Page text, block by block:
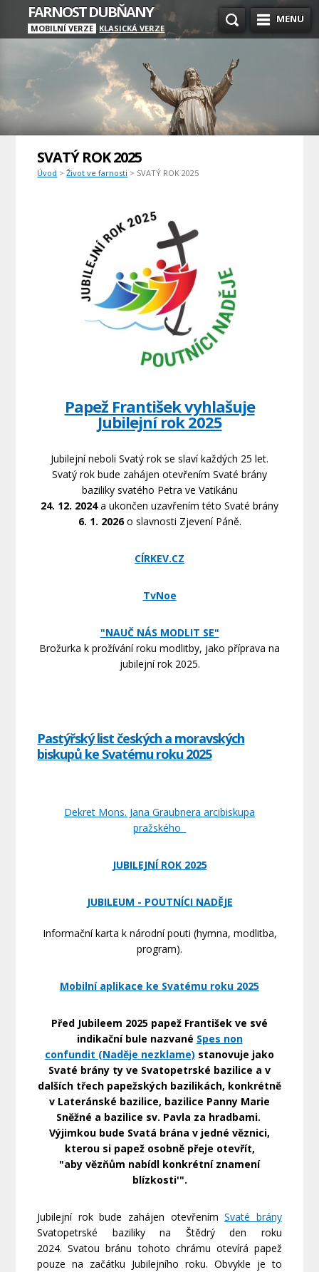
MENU
FARNOST DUBŇANY
MOBILNÍ VERZE KLASICKÁ VERZE
SVATÝ ROK 2025
Úvod >Život ve farnosti > SVATÝ ROK 2025
Papež František vyhlašuje
Jubilejní rok 2025
Jubilejní neboli Svatý rok se slaví každých 25 let.
Svatý rok bude zahájen otevřením Svaté brány
baziliky svatého Petra ve Vatikánu
24. 12. 2024a ukončen uzavřením této Svaté brány
6. 1. 2026o slavnosti Zjevení Páně.
CÍRKEV.CZ
TvNoe
"NAUČ NÁS MODLIT SE"
Brožurka k prožívání roku modlitby, jako příprava na
jubilejní rok 2025.
Pastýřský list českých a moravských
biskupů ke Svatému roku 2025
Dekret Mons. Jana Graubnera arcibiskupa
pražského
JUBILEJNÍ ROK 2025
JUBILEUM - POUTNÍCI NADĚJE
Informační karta k národní pouti (hymna, modlitba,
program).
Mobilní aplikace ke Svatému roku 2025
Před Jubileem 2025 papež František ve své
indikační bule nazvané Spes non
confundit (Naděje nezklame) stanovuje jako
Svaté brány ty ve Svatopetrské bazilice a v
dalších třech papežských bazilikách, konkrétně
v Lateránské bazilice, bazilice Panny Marie
Sněžné a bazilice sv. Pavla za hradbami.
Výjimkou bude Svatá brána v jedné věznici,
kterou si papež osobně přeje otevřít,
"aby vězňům nabídl konkrétní znamení
blízkosti'".
Jubilejní rok bude zahájen otevřenímSvaté brány
Svatopetrské baziliky na Štědrý den roku
2024. Svatou bránu tohoto chrámu otevírá papež
pouze na začátku Jubilejního roku. Obvykle je to